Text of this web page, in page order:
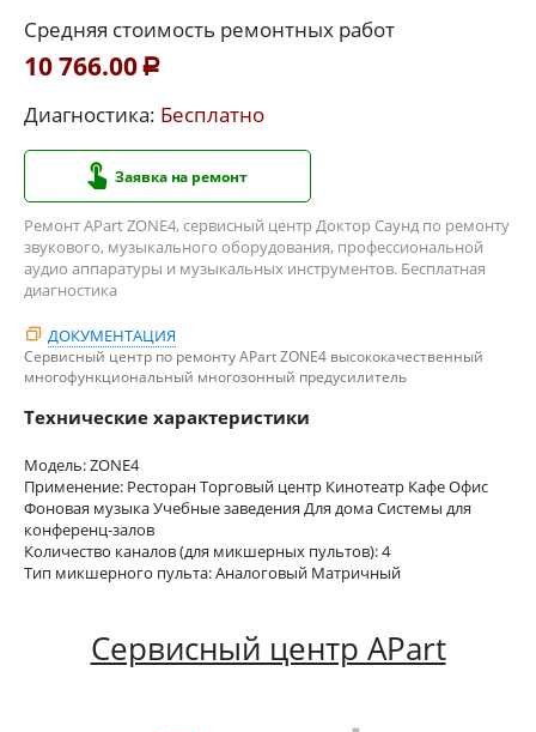
Средняя стоимость ремонтных работ
10 766.00 Р
Диагностика: Бесплатно
Заявка на ремонт
Ремонт APart ZONE4, сервисный центр Доктор Саунд по ремонту
звукового, музыкального оборудования, профессиональной
аудио аппаратуры и музыкальных инструментов. Бесплатная
диагностика
ДОКУМЕНТАЦИЯ
Сервисный центр по ремонту APart ZONE4 высококачественный
многофункциональный многозонный предусилитель
Технические характеристики
Модель: ZONE4
Применение: Ресторан Торговый центр Кинотеатр Кафе Офис
Фоновая музыка Учебные заведения Для дома Системы для
конференц-залов
Количество каналов (для микшерных пультов): 4
Тип микшерного пульта: Аналоговый Матричный
Сервисный центр APart